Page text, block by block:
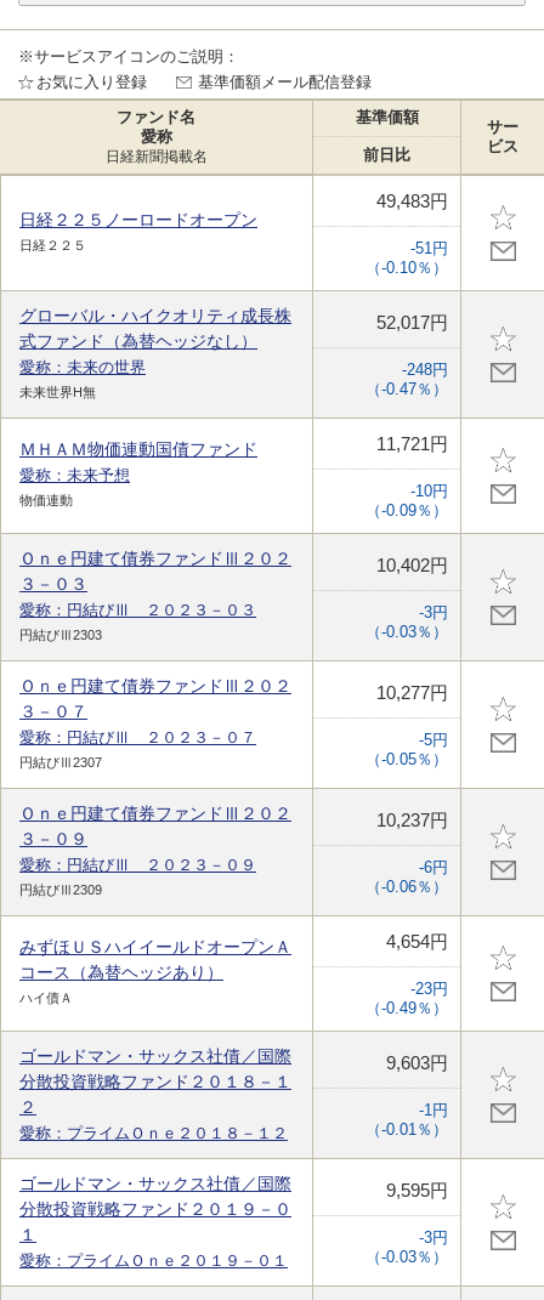
※サービスアイコンのご説明：
お気に入り登録
基準価額メール配信登録
ファンド名
愛称
日経新聞掲載名
基準価額
サー
ビス
前日比
日経２２５ノーロードオープン
日経２２５
49,483円
-51円
（-0.10％）
グローバル・ハイクオリティ成長株
式ファンド（為替ヘッジなし）
愛称：未来の世界
未来世界H無
52,017円
-248円
（-0.47％）
ＭＨＡＭ物価連動国債ファンド
愛称：未来予想
物価連動
11,721円
-10円
（-0.09％）
Ｏｎｅ円建て債券ファンドⅢ２０２
３－０３
愛称：円結びⅢ ２０２３－０３
円結びⅢ2303
10,402円
-3円
（-0.03％）
Ｏｎｅ円建て債券ファンドⅢ２０２
３－０７
愛称：円結びⅢ ２０２３－０７
円結びⅢ2307
10,277円
-5円
（-0.05％）
Ｏｎｅ円建て債券ファンドⅢ２０２
３－０９
愛称：円結びⅢ ２０２３－０９
円結びⅢ2309
10,237円
-6円
（-0.06％）
みずほＵＳハイイールドオープンＡ
コース（為替ヘッジあり）
ハイ債Ａ
4,654円
-23円
（-0.49％）
ゴールドマン・サックス社債／国際
分散投資戦略ファンド２０１８－１
２
愛称：プライムＯｎｅ２０１８－１２
9,603円
-1円
（-0.01％）
ゴールドマン・サックス社債／国際
分散投資戦略ファンド２０１９－０
１
愛称：プライムＯｎｅ２０１９－０１
9,595円
-3円
（-0.03％）